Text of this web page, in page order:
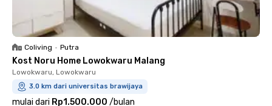
Coliving • Putra
Kost Noru Home Lowokwaru Malang
Lowokwaru, Lowokwaru
3.0 km dari universitas brawijaya
mulai dari Rp1.500.000 /bulan